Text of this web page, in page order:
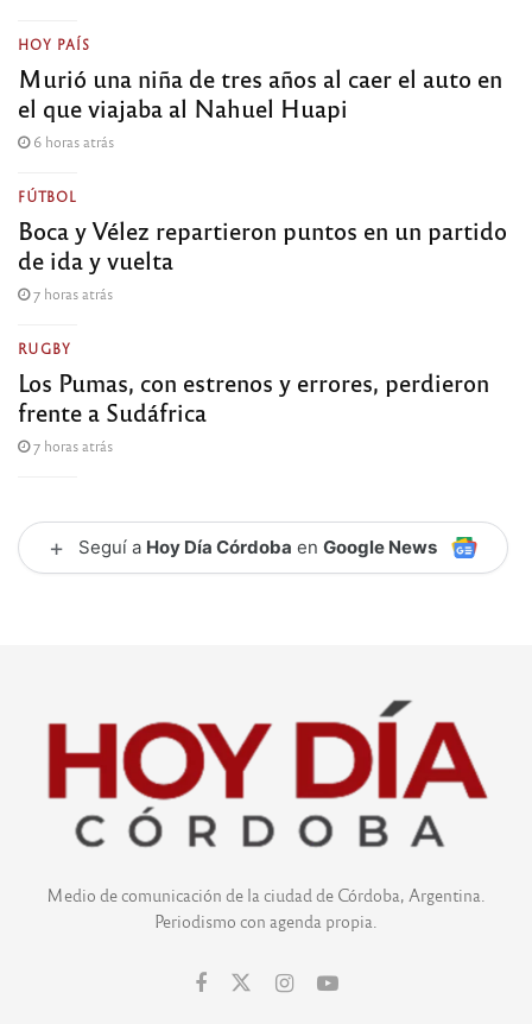
HOY PAÍS
Murió una niña de tres años al caer el auto en
el que viajaba al Nahuel Huapi
6 horas atrás
FÚTBOL
Boca y Vélez repartieron puntos en un partido
de ida y vuelta
7 horas atrás
RUGBY
Los Pumas, con estrenos y errores, perdieron
frente a Sudáfrica
7 horas atrás
+ Seguí a Hoy Día Córdoba en Google News
Medio de comunicación de la ciudad de Córdoba, Argentina.
Periodismo con agenda propia.